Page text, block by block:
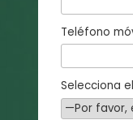
Teléfono
Selecciona